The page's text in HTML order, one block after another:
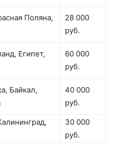
Поляна,
28 000
руб.
Египет,
60 000
руб.
Байкал,
40 000
руб.
30 000
руб.